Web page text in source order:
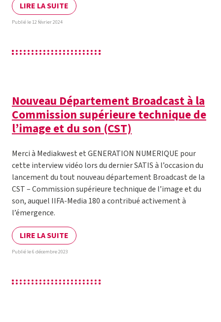
LIRE LA SUITE
Publié le 12 février 2024
Nouveau Département Broadcast à la
Commission supérieure technique de
l’image et du son (CST)
Merci à Mediakwest et GENERATION NUMERIQUE pour
cette interview vidéo lors du dernier SATIS à l’occasion du
lancement du tout nouveau département Broadcast de la
CST – Commission supérieure technique de l’image et du
son, auquel IIFA-Media 180 a contribué activement à
l’émergence.
LIRE LA SUITE
Publié le 6 décembre 2023